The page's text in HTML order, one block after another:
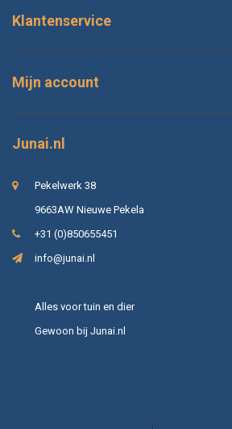
Klantenservice
Mijn account
Junai.nl
Pekelwerk 38
9663AW Nieuwe Pekela
+31 (0)850655451
info@junai.nl
Alles voor tuin en dier
Gewoon bij Junai.nl